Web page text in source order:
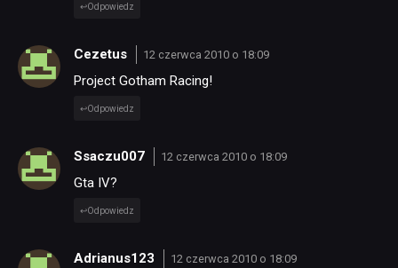
Odpowiedz
Cezetus 12 czerwca 2010 o 18:09
Project Gotham Racing!
Odpowiedz
Ssaczu007 12 czerwca 2010 o 18:09
Gta IV?
Odpowiedz
Adrianus123 12 czerwca 2010 o 18:09